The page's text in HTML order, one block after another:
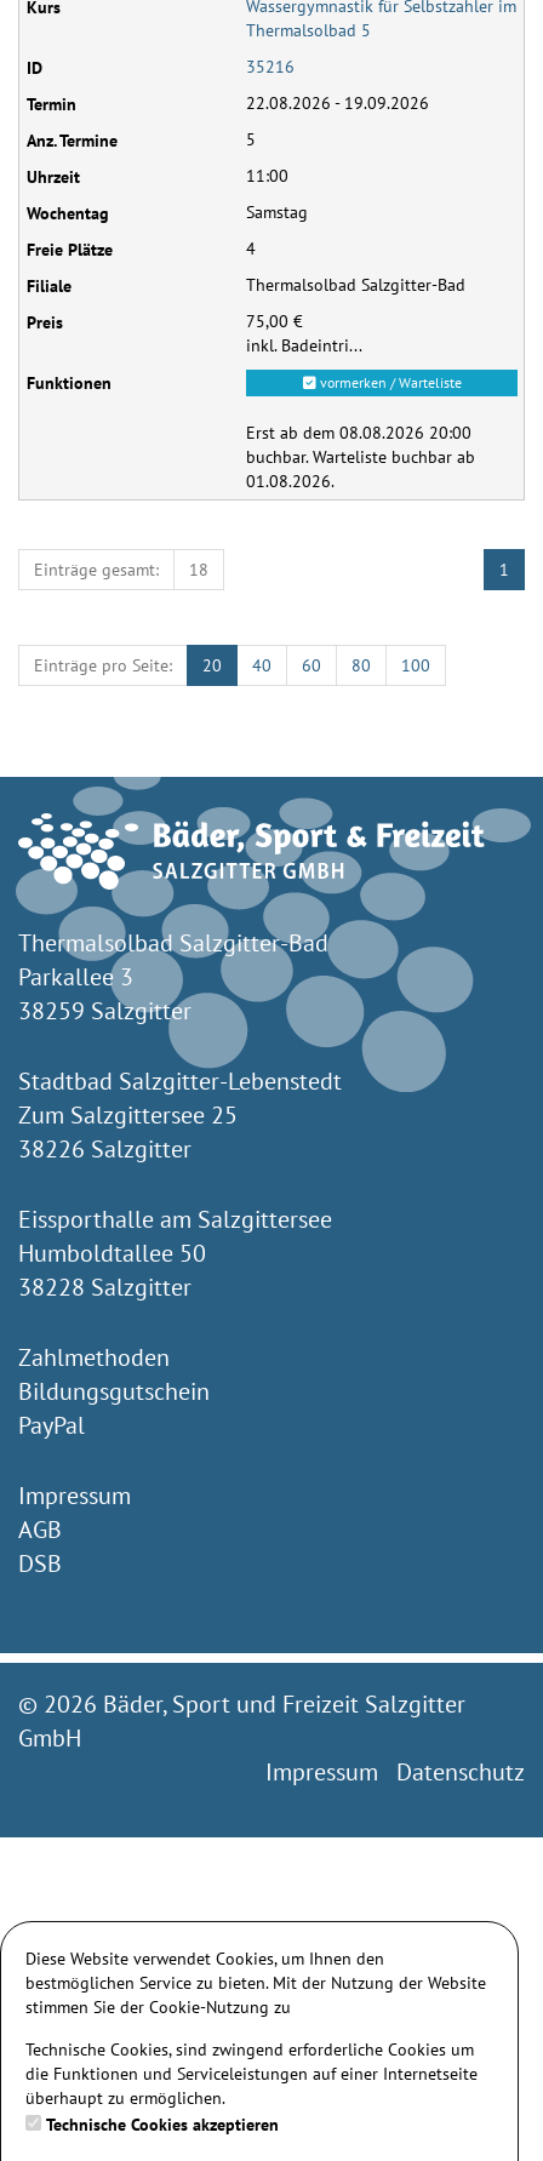
Wassergymnastik für Selbstzahler im
Thermalsolbad 5
35216
22.08.2026 - 19.09.2026
5
11:00
Samstag
4
Thermalsolbad Salzgitter-Bad
75,00 €
inkl. Badeintri...
vormerken / Warteliste
Erst ab dem 08.08.2026 20:00
buchbar. Warteliste buchbar ab
01.08.2026.
1
Einträge gesamt: 18
Einträge pro Seite: 20 40 60 80 100
Thermalsolbad Salzgitter-Bad
Parkallee 3
38259 Salzgitter
Stadtbad Salzgitter-Lebenstedt
Zum Salzgittersee 25
38226 Salzgitter
Eissporthalle am Salzgittersee
Humboldtallee 50
38228 Salzgitter
Zahlmethoden
Bildungsgutschein
PayPal
Impressum
AGB
DSB
© 2026 Bäder, Sport und Freizeit Salzgitter
GmbH
Impressum
Datenschutz
Diese Website verwendet Cookies, um Ihnen den
bestmöglichen Service zu bieten. Mit der Nutzung der Website
stimmen Sie der Cookie-Nutzung zu
Technische Cookies, sind zwingend erforderliche Cookies um
die Funktionen und Serviceleistungen auf einer Internetseite
überhaupt zu ermöglichen.
Technische Cookies akzeptieren